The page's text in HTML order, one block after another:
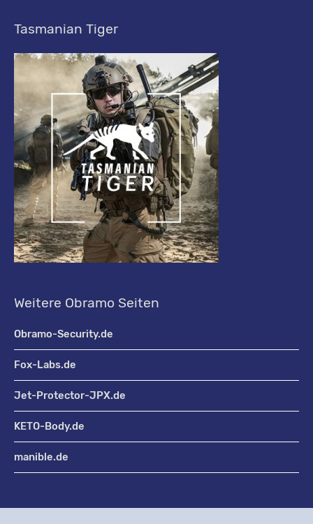
Tasmanian Tiger
Weitere Obramo Seiten
Obramo-Security.de
Fox-Labs.de
Jet-Protector-JPX.de
KETO-Body.de
manible.de